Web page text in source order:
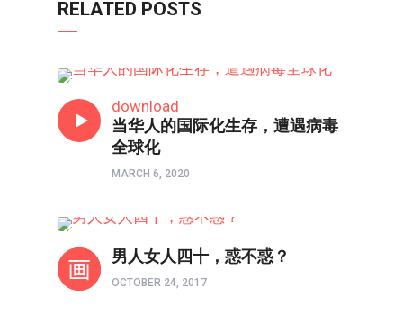
RELATED POSTS
download
当华人的国际化生存，遭遇病毒
全球化
MARCH 6, 2020
男人女人四十，惑不惑？
OCTOBER 24, 2017